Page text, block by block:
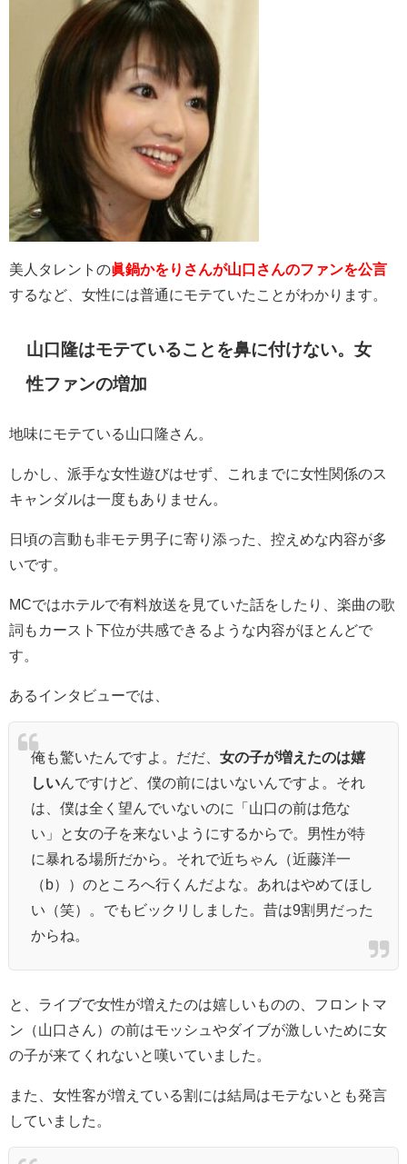
美人タレントの眞鍋かをりさんが山口さんのファンを公言
するなど、女性には普通にモテていたことがわかります。
山口隆はモテていることを鼻に付けない。女
性ファンの増加
地味にモテている山口隆さん。
しかし、派手な女性遊びはせず、これまでに女性関係のス
キャンダルは一度もありません。
日頃の言動も非モテ男子に寄り添った、控えめな内容が多
いです。
MCではホテルで有料放送を見ていた話をしたり、楽曲の歌
詞もカースト下位が共感できるような内容がほとんどで
す。
あるインタビューでは、
俺も驚いたんですよ。だだ、 女の子が増えたのは嬉
しいんですけど、僕の前にはいないんですよ。それ
は、僕は全く望んでいないのに「山口の前は危な
い」と女の子を来ないようにするからで。男性が特
に暴れる場所だから。それで近ちゃん（近藤洋一
（b））のところへ行くんだよな。あれはやめてほし
い（笑）。でもビックリしました。昔は9割男だった
からね。
と、ライブで女性が増えたのは嬉しいものの、フロントマ
ン（山口さん）の前はモッシュやダイブが激しいために女
の子が来てくれないと嘆いていました。
また、女性客が増えている割には結局はモテないとも発言
していました。